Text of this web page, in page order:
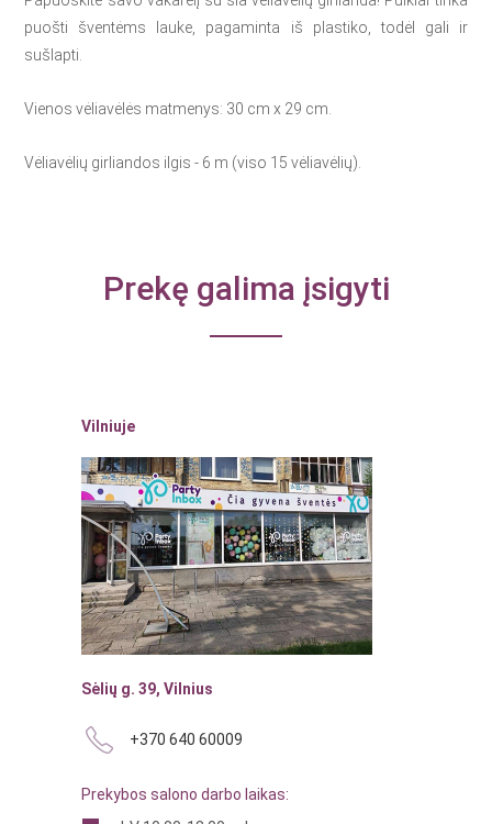
puošti šventėms lauke, pagaminta iš plastiko, todėl gali ir
sušlapti.
Vienos vėliavėlės matmenys: 30 cm x 29 cm.
Vėliavėlių girliandos ilgis - 6 m (viso 15 vėliavėlių).
Prekę galima įsigyti
Vilniuje
Sėlių g. 39, Vilnius
+370 640 60009
Prekybos salono darbo laikas: